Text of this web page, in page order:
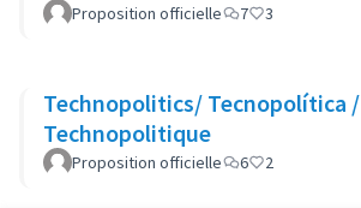
Proposition officielle 7 3
Technopolitics/ Tecnopolítica /
Technopolitique
Proposition officielle 6 2